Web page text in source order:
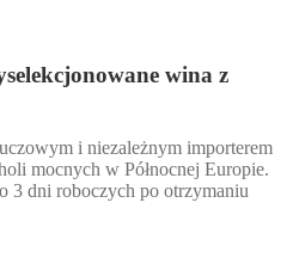
wina z
i niezależnym importerem
mocnych w Północnej Europie.
3 dni roboczych po otrzymaniu